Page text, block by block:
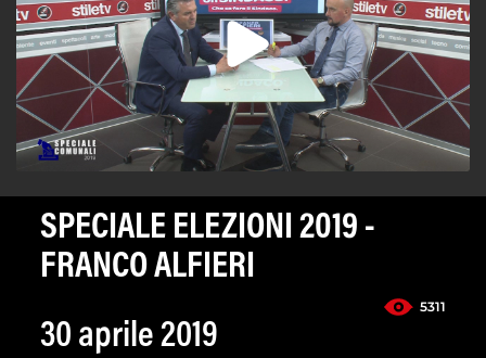
SPECIALE ELEZIONI 2019 -
FRANCO ALFIERI
5311
30 aprile 2019